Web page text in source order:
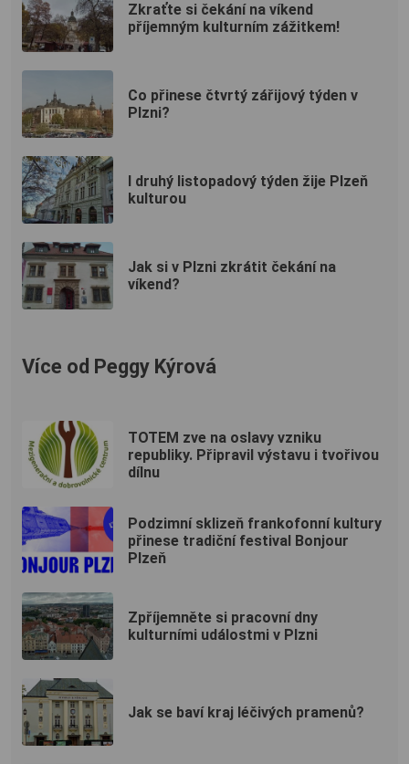
Zkraťte si čekání na víkend
příjemným kulturním zážitkem!
Co přinese čtvrtý zářijový týden v
Plzni?
I druhý listopadový týden žije Plzeň
kulturou
Jak si v Plzni zkrátit čekání na
víkend?
Více od Peggy Kýrová
TOTEM zve na oslavy vzniku
republiky. Připravil výstavu i tvořivou
dílnu
Podzimní sklizeň frankofonní kultury
přinese tradiční festival Bonjour
Plzeň
Zpříjemněte si pracovní dny
kulturními událostmi v Plzni
Jak se baví kraj léčivých pramenů?